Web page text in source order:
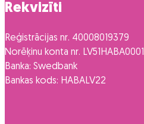
Rekvizīti
Reģistrācijas nr. 40008019379
Norēķinu konta nr.
Banka: Swedbank
Bankas kods: HABALV22